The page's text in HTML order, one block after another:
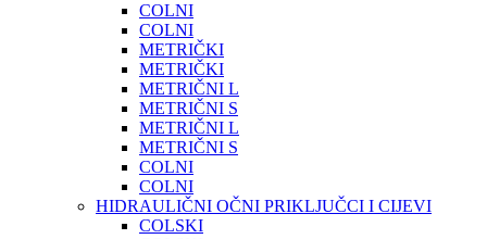
COLNI
COLNI
METRIČKI
METRIČKI
METRIČNI L
METRIČNI S
METRIČNI L
METRIČNI S
COLNI
COLNI
HIDRAULIČNI OČNI PRIKLJUČCI I CIJEVI
COLSKI